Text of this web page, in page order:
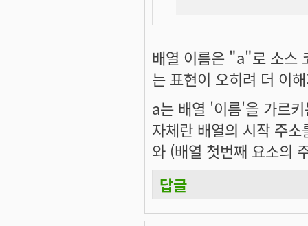
배열 이름은 "a"로 소스
는 표현이 오히려 더 이
a는 배열 '이름'을 가르
자체란 배열의 시작 주
와 (배열 첫번째 요소의
답글